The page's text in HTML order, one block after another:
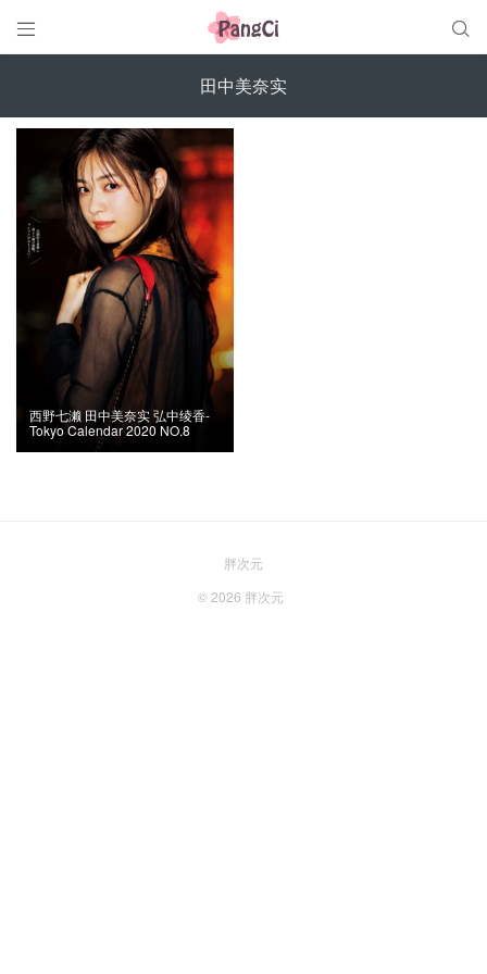
 
田中美奈实
西野七濑 田中美奈实 弘中绫香-
Tokyo Calendar 2020 NO.8
胖次元
© 2026 胖次元